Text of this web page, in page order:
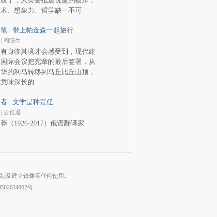
、想象力、哲学缺一不可
| 带上帕金森一起旅行
阎阳生
身临其境才会感受到，现代建
际会议把宪章的最后签署，从
的利马转移到马丘比丘山顶，
味深长的
| 文学是种责任
云也退
（1926-2017）俄语翻译家
及建立镜像等任何使用。
号